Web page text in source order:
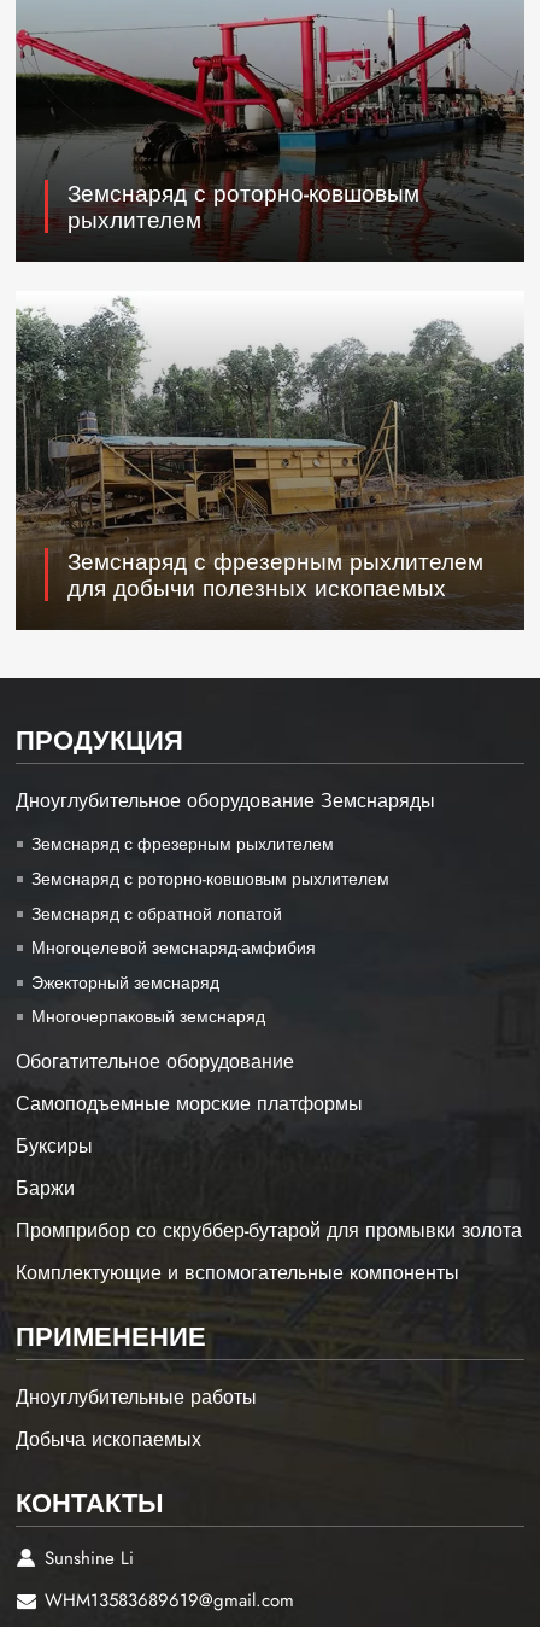
Земснаряд с роторно-ковшовым
рыхлителем
Земснаряд с фрезерным рыхлителем
для добычи полезных ископаемых
ПРОДУКЦИЯ
Дноуглубительное оборудование Земснаряды
Земснаряд с фрезерным рыхлителем
Земснаряд с роторно-ковшовым рыхлителем
Земснаряд с обратной лопатой
Многоцелевой земснаряд-амфибия
Эжекторный земснаряд
Многочерпаковый земснаряд
Обогатительное оборудование
Самоподъемные морские платформы
Буксиры
Баржи
Промприбор со скруббер-бутарой для промывки золота
Комплектующие и вспомогательные компоненты
ПРИМЕНЕНИЕ
Дноуглубительные работы
Добыча ископаемых
КОНТАКТЫ
Sunshine Li
WHM13583689619@gmail.com